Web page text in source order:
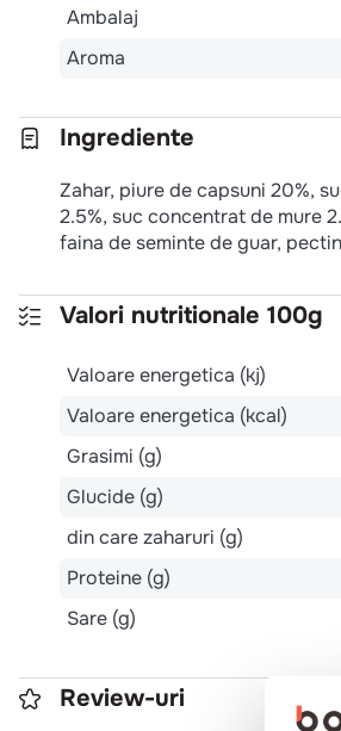
Ambalaj
Aroma
Ingrediente
Zahar, piure de capsuni 20%,
2.5%, suc concentrat de mure
faina de seminte de guar,
Valori nutritionale 100g
Valoare energetica (kj)
Valoare energetica (kcal)
Grasimi (g)
Glucide (g)
din care zaharuri (g)
Proteine (g)
Sare (g)
Review-uri